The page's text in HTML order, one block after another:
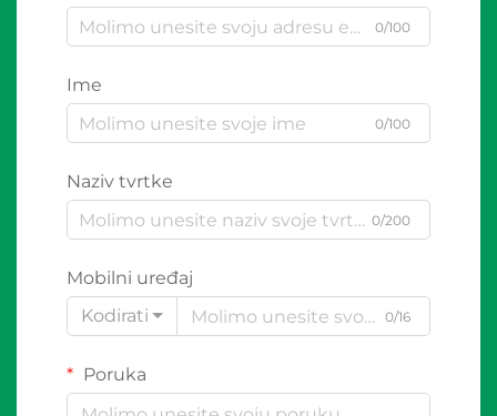
0/100
Ime
0/100
Naziv tvrtke
0/200
Mobilni uređaj
Kodirati
0/16
Poruka